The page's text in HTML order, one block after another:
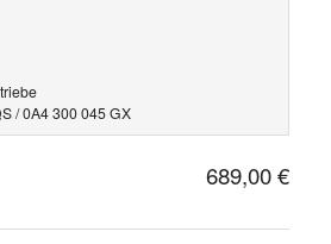
/ 0A4 300 045 GX
689,00 €